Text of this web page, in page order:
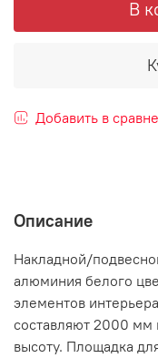
В
Добавить в
Описание
Накладной/
алюминия белого
элементов
составляют 2000 мм
высоту. Площадка